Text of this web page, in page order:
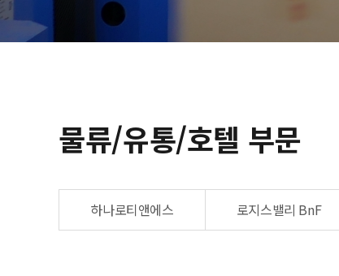
물류/유통/호텔 부문
하나로티앤에스 로지스밸리 BnF